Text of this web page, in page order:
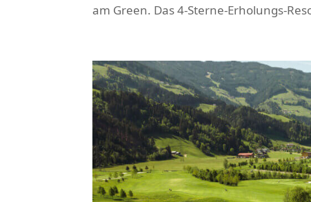
am Green. Das 4-Sterne-Erholungs-